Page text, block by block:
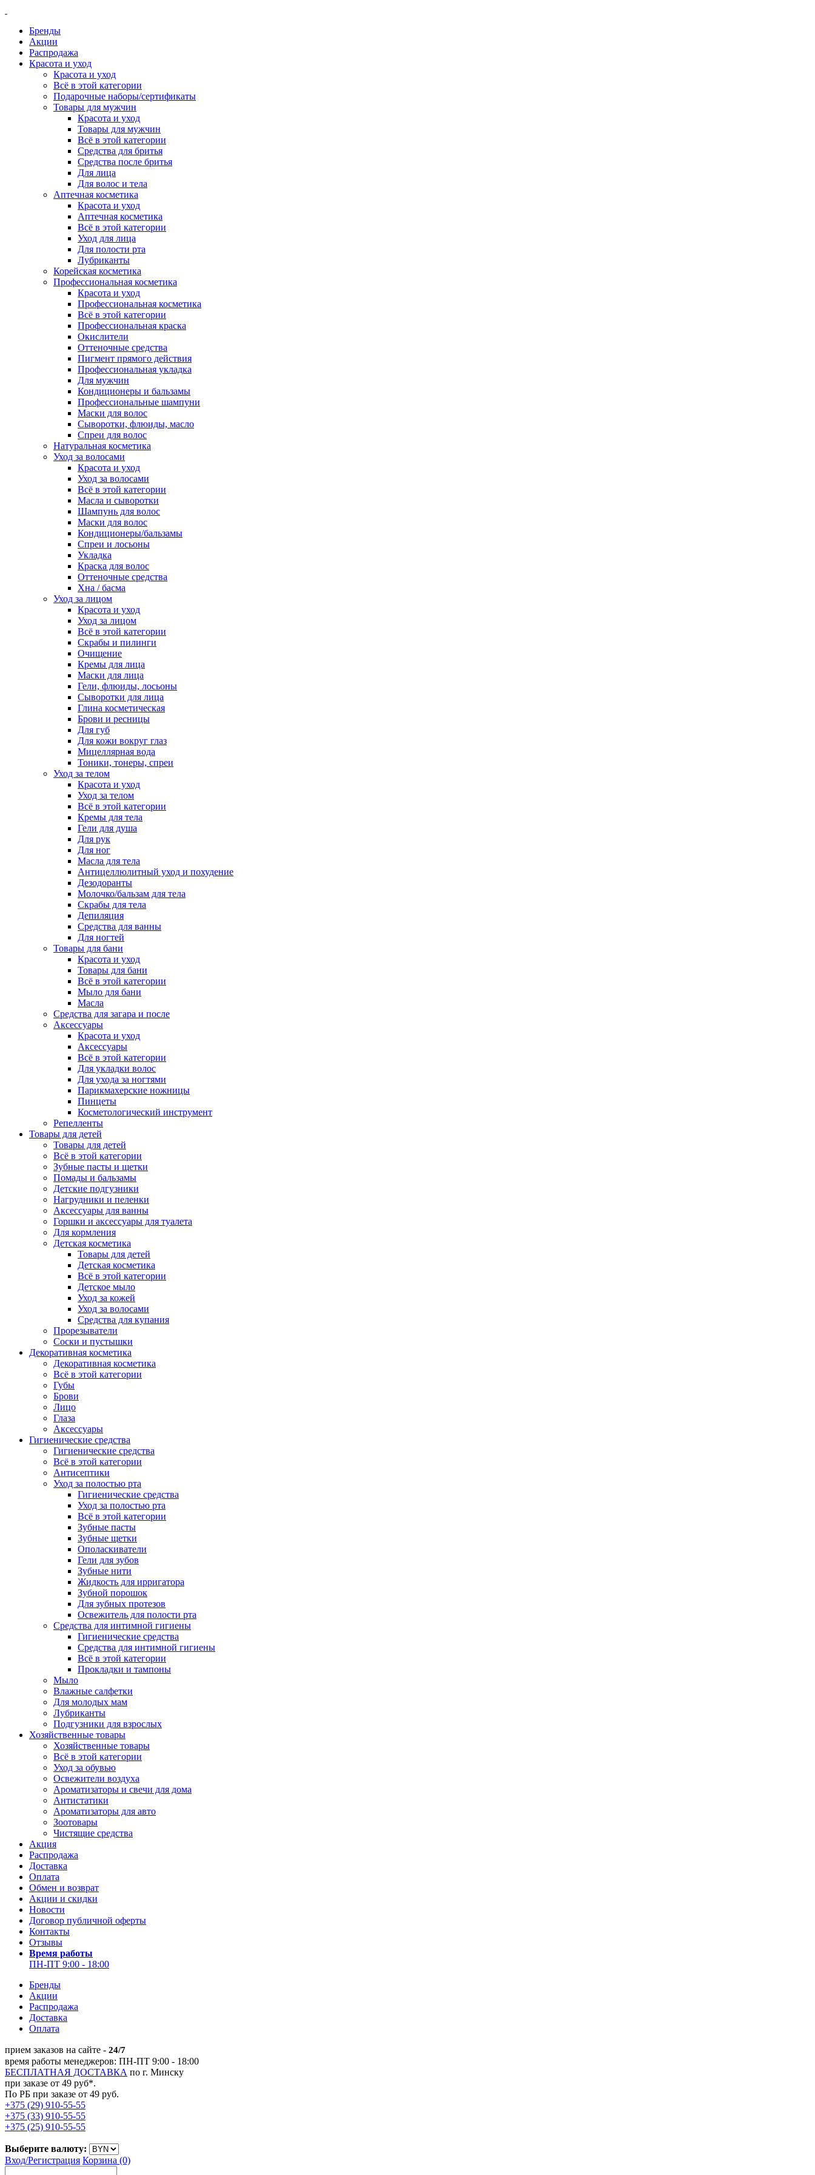
Бренды
Акции
Распродажа
Красота и уход
Красота и уход
Всё в этой категории
Подарочные наборы/сертификаты
Товары для мужчин
Красота и уход
Товары для мужчин
Всё в этой категории
Средства для бритья
Средства после бритья
Для лица
Для волос и тела
Аптечная косметика
Красота и уход
Аптечная косметика
Всё в этой категории
Уход для лица
Для полости рта
Лубриканты
Корейская косметика
Профессиональная косметика
Красота и уход
Профессиональная косметика
Всё в этой категории
Профессиональная краска
Окислители
Оттеночные средства
Пигмент прямого действия
Профессиональная укладка
Для мужчин
Кондиционеры и бальзамы
Профессиональные шампуни
Маски для волос
Сыворотки, флюиды, масло
Спреи для волос
Натуральная косметика
Уход за волосами
Красота и уход
Уход за волосами
Всё в этой категории
Масла и сыворотки
Шампунь для волос
Маски для волос
Кондиционеры/бальзамы
Спреи и лосьоны
Укладка
Краска для волос
Оттеночные средства
Хна / басма
Уход за лицом
Красота и уход
Уход за лицом
Всё в этой категории
Скрабы и пилинги
Очищение
Кремы для лица
Маски для лица
Гели, флюиды, лосьоны
Сыворотки для лица
Глина косметическая
Брови и ресницы
Для губ
Для кожи вокруг глаз
Мицеллярная вода
Тоники, тонеры, спреи
Уход за телом
Красота и уход
Уход за телом
Всё в этой категории
Кремы для тела
Гели для душа
Для рук
Для ног
Масла для тела
Антицеллюлитный уход и похудение
Дезодоранты
Молочко/бальзам для тела
Скрабы для тела
Депиляция
Средства для ванны
Для ногтей
Товары для бани
Красота и уход
Товары для бани
Всё в этой категории
Мыло для бани
Масла
Средства для загара и после
Аксессуары
Красота и уход
Аксессуары
Всё в этой категории
Для укладки волос
Для ухода за ногтями
Парикмахерские ножницы
Пинцеты
Косметологический инструмент
Репелленты
Товары для детей
Товары для детей
Всё в этой категории
Зубные пасты и щетки
Помады и бальзамы
Детские подгузники
Нагрудники и пеленки
Аксессуары для ванны
Горшки и аксессуары для туалета
Для кормления
Детская косметика
Товары для детей
Детская косметика
Всё в этой категории
Детское мыло
Уход за кожей
Уход за волосами
Средства для купания
Прорезыватели
Соски и пустышки
Декоративная косметика
Декоративная косметика
Всё в этой категории
Губы
Брови
Лицо
Глаза
Аксессуары
Гигиенические средства
Гигиенические средства
Всё в этой категории
Антисептики
Уход за полостью рта
Гигиенические средства
Уход за полостью рта
Всё в этой категории
Зубные пасты
Зубные щетки
Ополаскиватели
Гели для зубов
Зубные нити
Жидкость для ирригатора
Зубной порошок
Для зубных протезов
Освежитель для полости рта
Средства для интимной гигиены
Гигиенические средства
Средства для интимной гигиены
Всё в этой категории
Прокладки и тампоны
Мыло
Влажные салфетки
Для молодых мам
Лубриканты
Подгузники для взрослых
Хозяйственные товары
Хозяйственные товары
Всё в этой категории
Уход за обувью
Освежители воздуха
Ароматизаторы и свечи для дома
Антистатики
Ароматизаторы для авто
Зоотовары
Чистящие средства
Акция
Распродажа
Доставка
Оплата
Обмен и возврат
Акции и скидки
Новости
Договор публичной оферты
Контакты
Отзывы
Время работы
ПН-ПТ 9:00 - 18:00
Бренды
Акции
Распродажа
Доставка
Оплата
прием заказов на сайте - 24/7
время работы менеджеров: ПН-ПТ 9:00 - 18:00
БЕСПЛАТНАЯ ДОСТАВКА по г. Минску
при заказе от 49 руб*.
По РБ при заказе от 49 руб.
+375 (29) 910-55-55
+375 (33) 910-55-55
+375 (25) 910-55-55
Выберите валюту:
Вход/Регистрация Корзина (0)